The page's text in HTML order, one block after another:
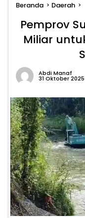
Beranda Daerah
Pemprov
Miliar
Abdi Manaf
31 Oktober 2025